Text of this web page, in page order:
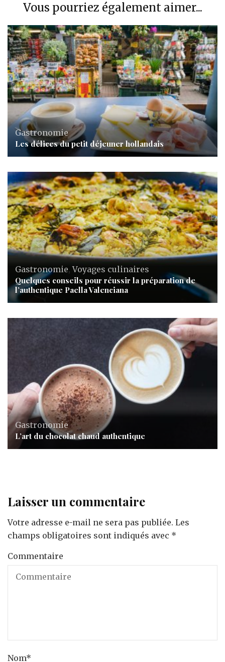
Vous pourriez également aimer...
Gastronomie
Les délices du petit déjeuner hollandais
Gastronomie,Voyages culinaires
Quelques conseils pour réussir la préparation de
l’authentique Paella Valenciana
Gastronomie
L’art du chocolat chaud authentique
Laisser un commentaire
Votre adresse e-mail ne sera pas publiée. Les
champs obligatoires sont indiqués avec *
Commentaire
Nom*